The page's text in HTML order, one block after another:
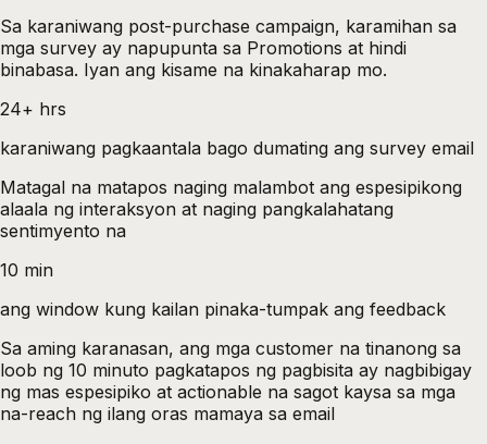
Sa karaniwang post-purchase campaign, karamihan sa
mga survey ay napupunta sa Promotions at hindi
binabasa. Iyan ang kisame na kinakaharap mo.
24+ hrs
karaniwang pagkaantala bago dumating ang survey email
Matagal na matapos naging malambot ang espesipikong
alaala ng interaksyon at naging pangkalahatang
sentimyento na
10 min
ang window kung kailan pinaka-tumpak ang feedback
Sa aming karanasan, ang mga customer na tinanong sa
loob ng 10 minuto pagkatapos ng pagbisita ay nagbibigay
ng mas espesipiko at actionable na sagot kaysa sa mga
na-reach ng ilang oras mamaya sa email